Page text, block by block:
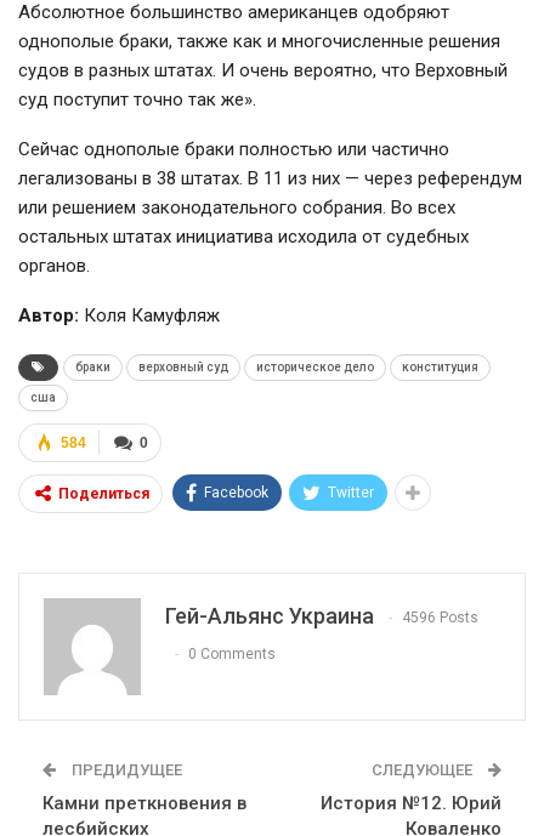
Абсолютное большинство американцев одобряют
однополые браки, также как и многочисленные решения
судов в разных штатах. И очень вероятно, что Верховный
cуд поступит точно так же».
Сейчас однополые браки полностью или частично
легализованы в 38 штатах. В 11 из них — через референдум
или решением законодательного собрания. Во всех
остальных штатах инициатива исходила от судебных
органов.
Автор: Коля Камуфляж
браки верховный суд историческое дело конституция
сша
0
584
Поделиться Facebook Twitter
Гей-Альянс Украина 4596 Posts
0 Comments
ПРЕДИДУЩЕЕ
Камни преткновения в
лесбийских
СЛЕДУЮЩЕЕ
История №12. Юрий
Коваленко